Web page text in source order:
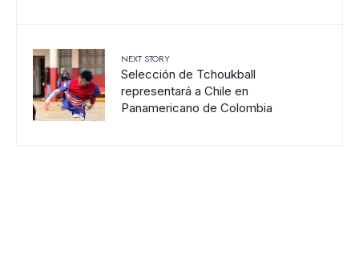
NEXT STORY
Selección de Tchoukball
representará a Chile en
Panamericano de Colombia